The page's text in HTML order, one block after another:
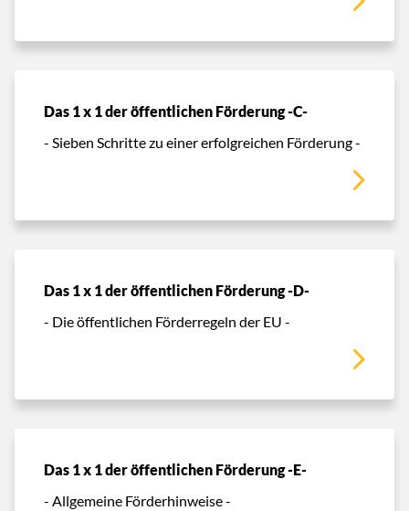
Das 1 x 1 der öffentlichen Förderung -C-
- Sieben Schritte zu einer erfolgreichen Förderung -
Das 1 x 1 der öffentlichen Förderung -D-
- Die öffentlichen Förderregeln der EU -
Das 1 x 1 der öffentlichen Förderung -E-
- Allgemeine Förderhinweise -